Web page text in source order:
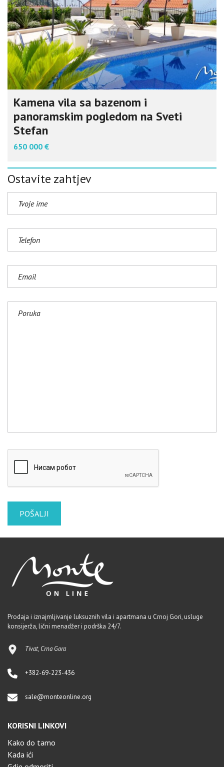
Kamena vila sa bazenom i
panoramskim pogledom na Sveti
Stefan
650 000 €
Ostavite zahtjev
Prodaja i iznajmljivanje luksuznih vila i apartmana u Crnoj Gori, usluge
konsijerža, lični menadžer i podrška 24/7.
Tivat, Crna Gora
+382-69-223-436
sale@monteonline.org
KORISNI LINKOVI
Kako do tamo
Kada ići